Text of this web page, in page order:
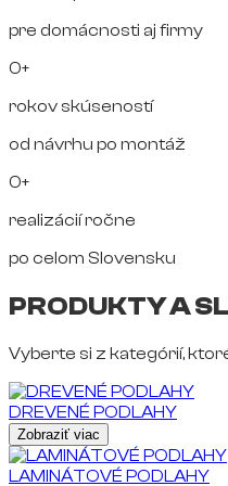
pre domácnosti aj firmy
0+
rokov skúseností
od návrhu po montáž
0+
realizácií ročne
po celom Slovensku
PRODUKTY A
Vyberte si z kategórií,
DREVENÉ PODLAHY
Zobraziť viac
LAMINÁTOVÉ PODLAHY